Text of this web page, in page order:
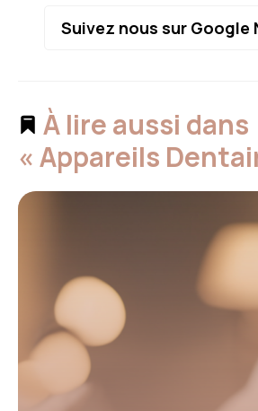
Suivez nous sur Google
À lire aussi dans
« Appareils